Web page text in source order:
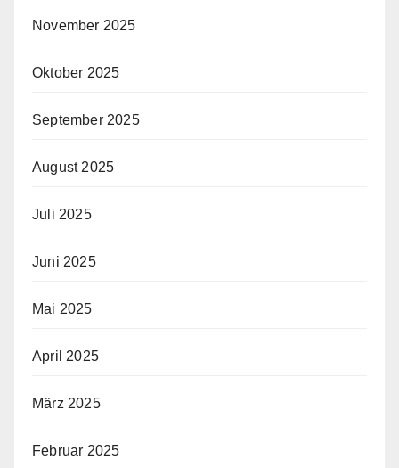
November 2025
Oktober 2025
September 2025
August 2025
Juli 2025
Juni 2025
Mai 2025
April 2025
März 2025
Februar 2025